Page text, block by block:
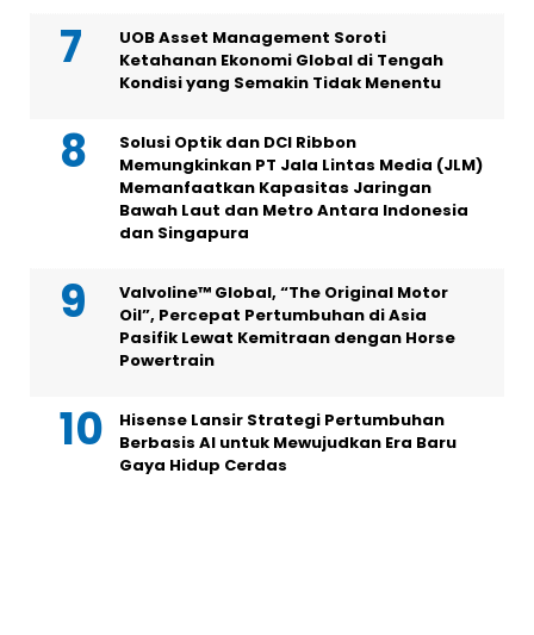
UOB Asset Management Soroti
Ketahanan Ekonomi Global di Tengah
Kondisi yang Semakin Tidak Menentu
Solusi Optik dan DCI Ribbon
Memungkinkan PT Jala Lintas Media (JLM)
Memanfaatkan Kapasitas Jaringan
Bawah Laut dan Metro Antara Indonesia
dan Singapura
Valvoline™ Global, “The Original Motor
Oil”, Percepat Pertumbuhan di Asia
Pasifik Lewat Kemitraan dengan Horse
Powertrain
Hisense Lansir Strategi Pertumbuhan
Berbasis AI untuk Mewujudkan Era Baru
Gaya Hidup Cerdas